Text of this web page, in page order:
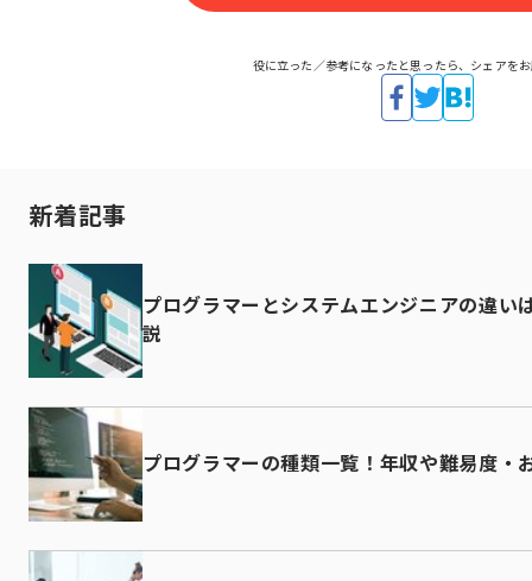
役に立った／参考になったと思ったら、シェアを
新着記事
プログラマーとシステムエンジニアの違い
説
プログラマーの種類一覧！年収や難易度・